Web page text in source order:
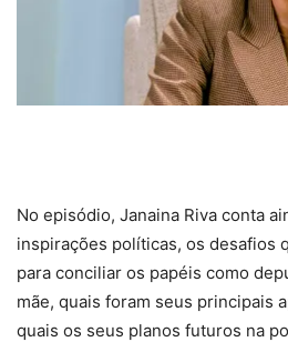
No episódio, Janaina Riva conta
inspirações políticas, os desafios
para conciliar os papéis como
mãe, quais foram seus principais
quais os seus planos futuros na